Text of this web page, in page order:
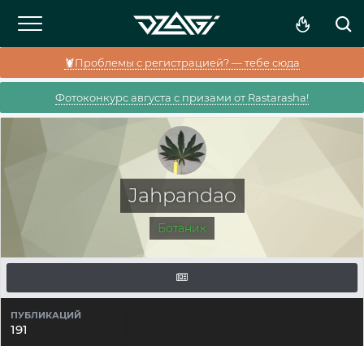
🦞Проблемы с регистрацией? — тебе сюда
Фотоконкурс августа с призами от Rastarasha!
Jahpandao
Ботаник
ПУБЛИКАЦИЙ
191